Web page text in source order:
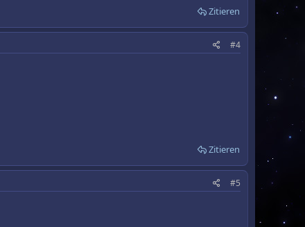
Zitieren
#4
Zitieren
#5